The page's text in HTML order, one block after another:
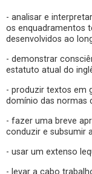
- analisar e
os enquadramentos
desenvolvidos ao
- demonstrar
estatuto atual do
- produzir textos em
domínio das normas
- fazer uma breve
conduzir e subsumir
- usar um extenso
- levar a cabo